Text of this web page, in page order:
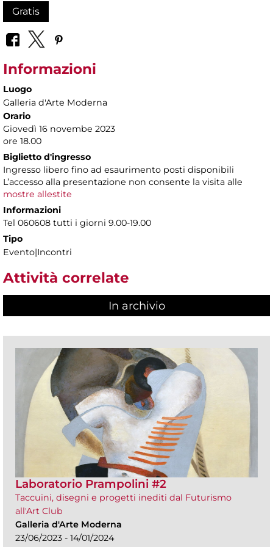
Gratis
Informazioni
Luogo
Galleria d'Arte Moderna
Orario
Giovedì 16 novembe 2023
ore 18.00
Biglietto d'ingresso
Ingresso libero fino ad esaurimento posti disponibili
L’accesso alla presentazione non consente la visita alle
mostre allestite
Informazioni
Tel 060608 tutti i giorni 9.00-19.00
Tipo
Evento|Incontri
Attività correlate
In archivio
Laboratorio Prampolini #2
Taccuini, disegni e progetti inediti dal Futurismo
all'Art Club
Galleria d'Arte Moderna
23/06/2023 - 14/01/2024